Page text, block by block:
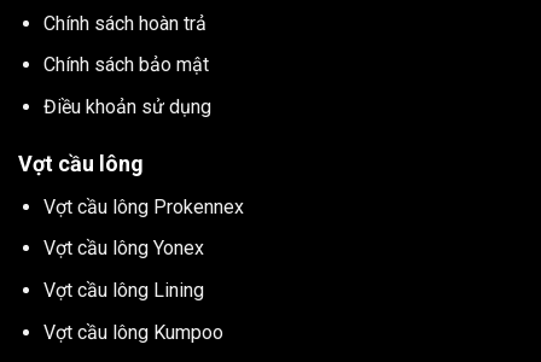
Chính sách hoàn trả
Chính sách bảo mật
Điều khoản sử dụng
Vợt cầu lông
Vợt cầu lông Prokennex
Vợt cầu lông Yonex
Vợt cầu lông Lining
Vợt cầu lông Kumpoo